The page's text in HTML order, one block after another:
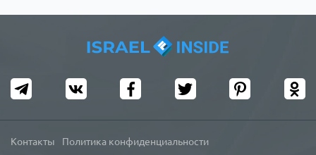
Контакты Политика конфиденциальности